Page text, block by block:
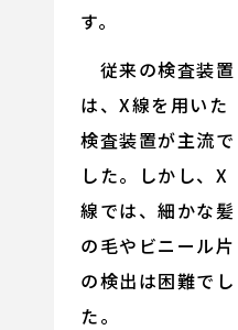
す。
従来の検査装置
は、X線を用いた
検査装置が主流で
した。しかし、X
線では、細かな髪
の毛やビニール片
の検出は困難でし
た。